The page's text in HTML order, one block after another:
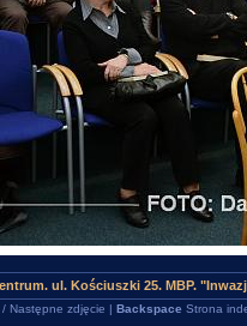
ul. Kościuszki 25. MBP.
Następne zdjęcie | Backspace Strona